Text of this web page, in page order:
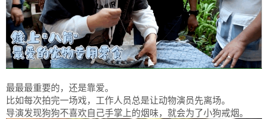
最最最重要的，还是靠爱。
比如每次拍完一场戏，工作人员总是让动物演员先离场。
导演发现狗狗不喜欢自己手掌上的烟味，就会为了小狗戒烟。